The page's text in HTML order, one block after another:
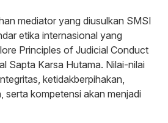
mediator yang diusulkan SMSI
etika internasional yang
Principles of Judicial Conduct
Sapta Karsa Hutama. Nilai-nilai
ketidakberpihakan,
serta kompetensi akan menjadi